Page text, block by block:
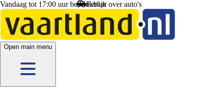
Vandaag tot 17:00 uur beschikbaar
Open main menu